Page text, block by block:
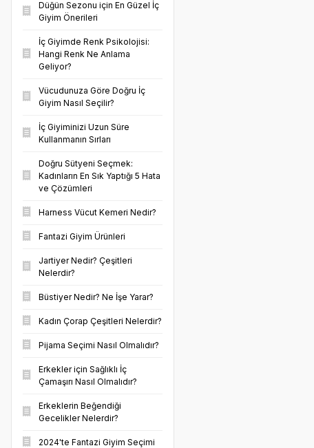
Düğün Sezonu için En Güzel İç
Giyim Önerileri
İç Giyimde Renk Psikolojisi:
Hangi Renk Ne Anlama
Geliyor?
Vücudunuza Göre Doğru İç
Giyim Nasıl Seçilir?
İç Giyiminizi Uzun Süre
Kullanmanın Sırları
Doğru Sütyeni Seçmek:
Kadınların En Sık Yaptığı 5 Hata
ve Çözümleri
Harness Vücut Kemeri Nedir?
Fantazi Giyim Ürünleri
Jartiyer Nedir? Çeşitleri
Nelerdir?
Büstiyer Nedir? Ne İşe Yarar?
Kadın Çorap Çeşitleri Nelerdir?
Pijama Seçimi Nasıl Olmalıdır?
Erkekler için Sağlıklı İç
Çamaşırı Nasıl Olmalıdır?
Erkeklerin Beğendiği
Gecelikler Nelerdir?
2024'te Fantazi Giyim Seçimi